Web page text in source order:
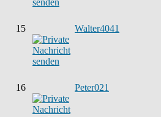
15 Walter4041
16 Peter021